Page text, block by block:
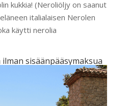
kukkia! (Neroliöljy on saanut
italialaisen Nerolen
käytti nerolia
sisäänpääsymaksua